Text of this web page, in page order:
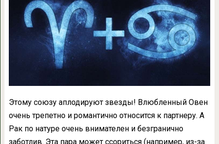
Этому союзу аплодируют звезды! Влюбленный Овен
очень трепетно и романтично относится к партнеру. А
Рак по натуре очень внимателен и безгранично
заботлив. Эта пара может ссориться (например, из-за